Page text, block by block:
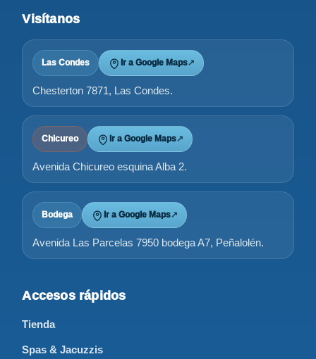
Visítanos
Las Condes Ir a Google Maps↗
Chesterton 7871, Las Condes.
Chicureo Ir a Google Maps↗
Avenida Chicureo esquina Alba 2.
Bodega Ir a Google Maps↗
Avenida Las Parcelas 7950 bodega A7, Peñalolén.
Accesos rápidos
Tienda
Spas & Jacuzzis